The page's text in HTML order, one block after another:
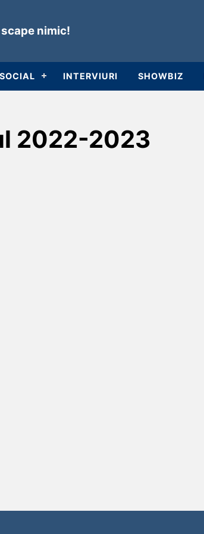
nimic!
SOCIAL INTERVIURI SHOWBIZ
2022-2023